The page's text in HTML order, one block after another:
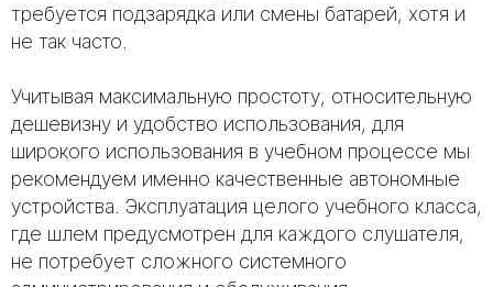
требуется подзарядка или смены батарей, хотя и
не так часто.
Учитывая максимальную простоту, относительную
дешевизну и удобство использования, для
широкого использования в учебном процессе мы
рекомендуем именно качественные автономные
устройства. Эксплуатация целого учебного класса,
где шлем предусмотрен для каждого слушателя,
не потребует сложного системного